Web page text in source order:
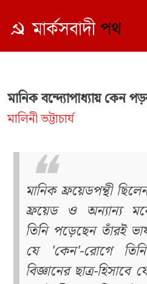
মানিক বন্দ্যোপাধ্যায় কেন
মালিনী ভট্টাচার্য
মানিক ফ্রয়েডপন্থী
ফ্রয়েড ও অন্যান্য
তিনি পড়েছেন তাঁরই
যে 'কেন'-রোগে
বিজ্ঞানের ছাত্র-